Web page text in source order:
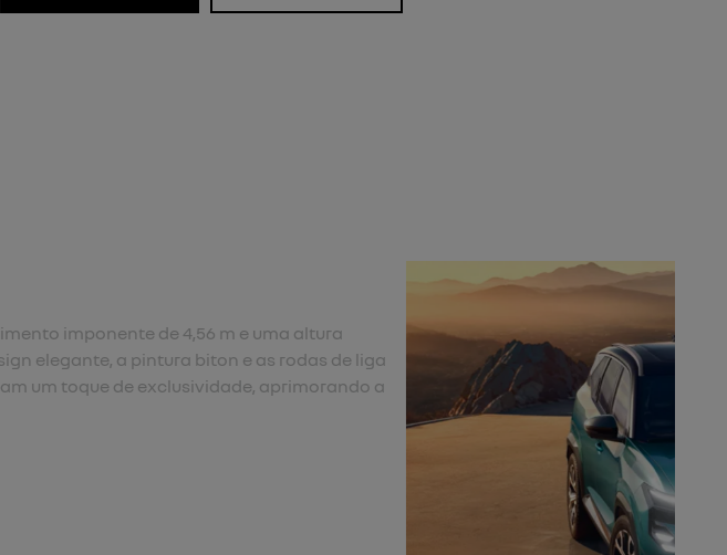
Assinatura luminosa em full LED com sequências de boas-vindas e despedida.